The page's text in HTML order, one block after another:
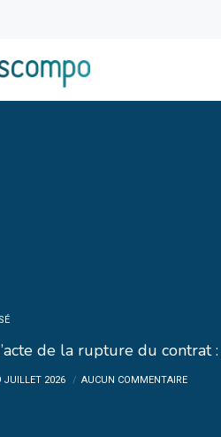
de la rupture du contrat
JUILLET 2026 AUCUN COMMENTAIRE